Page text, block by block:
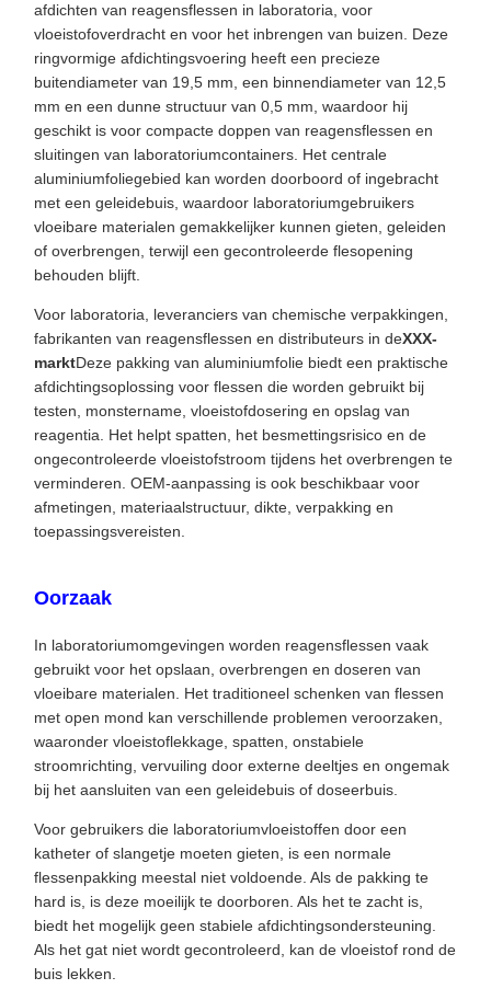
afdichten van reagensflessen in laboratoria, voor
vloeistofoverdracht en voor het inbrengen van buizen. Deze
ringvormige afdichtingsvoering heeft een precieze
buitendiameter van 19,5 mm, een binnendiameter van 12,5
mm en een dunne structuur van 0,5 mm, waardoor hij
geschikt is voor compacte doppen van reagensflessen en
sluitingen van laboratoriumcontainers. Het centrale
aluminiumfoliegebied kan worden doorboord of ingebracht
met een geleidebuis, waardoor laboratoriumgebruikers
vloeibare materialen gemakkelijker kunnen gieten, geleiden
of overbrengen, terwijl een gecontroleerde flesopening
behouden blijft.
Voor laboratoria, leveranciers van chemische verpakkingen,
fabrikanten van reagensflessen en distributeurs in deXXX-
marktDeze pakking van aluminiumfolie biedt een praktische
afdichtingsoplossing voor flessen die worden gebruikt bij
testen, monstername, vloeistofdosering en opslag van
reagentia. Het helpt spatten, het besmettingsrisico en de
ongecontroleerde vloeistofstroom tijdens het overbrengen te
verminderen. OEM-aanpassing is ook beschikbaar voor
afmetingen, materiaalstructuur, dikte, verpakking en
toepassingsvereisten.
Oorzaak
In laboratoriumomgevingen worden reagensflessen vaak
gebruikt voor het opslaan, overbrengen en doseren van
vloeibare materialen. Het traditioneel schenken van flessen
met open mond kan verschillende problemen veroorzaken,
waaronder vloeistoflekkage, spatten, onstabiele
stroomrichting, vervuiling door externe deeltjes en ongemak
bij het aansluiten van een geleidebuis of doseerbuis.
Voor gebruikers die laboratoriumvloeistoffen door een
katheter of slangetje moeten gieten, is een normale
flessenpakking meestal niet voldoende. Als de pakking te
hard is, is deze moeilijk te doorboren. Als het te zacht is,
biedt het mogelijk geen stabiele afdichtingsondersteuning.
Als het gat niet wordt gecontroleerd, kan de vloeistof rond de
buis lekken.